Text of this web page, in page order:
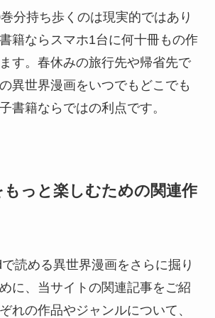
分持ち歩くのは現実的ではあり
籍ならスマホ1台に何十冊もの作
す。春休みの旅行先や帰省先で
異世界漫画をいつでもどこでも
書籍ならではの利点です。
もっと楽しむための関連作
読める異世界漫画をさらに掘り
に、当サイトの関連記事をご紹
れの作品やジャンルについて、